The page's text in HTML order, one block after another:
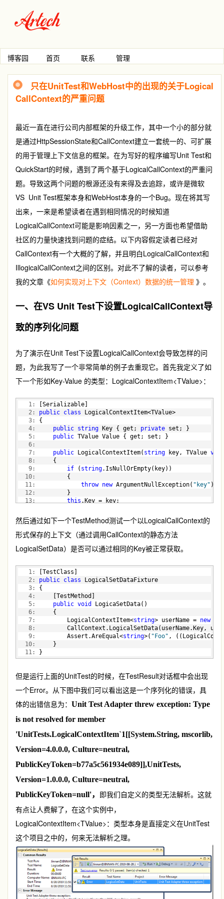
博客园 首页 联系 管理
只在UnitTest和WebHost中的出现的关于Logical
CallContext的严重问题
最近一直在进行公司内部框架的升级工作，其中一个小的部分就
是通过HttpSessionState和CallContext建立一套统一的、可扩展
的用于管理上下文信息的框架。在为写好的程序编写Unit Test和
QuickStart的时候，遇到了两个基于LogicalCallContext的严重问
题。导致这两个问题的根源还没有来得及去追踪，或许是微软
VS Unit Test框架本身和WebHost本身的一个Bug。现在将其写
出来，一来是希望读者在遇到相同情况的时候知道
LogicalCallContext可能是影响因素之一，另一方面也希望借助
社区的力量快速找到问题的症结。以下内容假定读者已经对
CallContext有一个大概的了解，并且明白LogicalCallContext和
IllogicalCallContext之间的区别。对此不了解的读者，可以参考
我的文章《如何实现对上下文（Context）数据的统一管理 》。
一、在VS Unit Test下设置LogicalCallContext导
致的序列化问题
为了演示在Unit Test下设置LogicalCallContext会导致怎样的问
题，为此我写了一个非常简单的例子去重现它。首先我定义了如
下一个形如Key-Value 的类型：LogicalContextItem<TValue>：
   1:
[Serializable]
   2:
public class LogicalContextItem<TValue>
   3:
{
   4:
public string Key { get; private set; }
   5:
public TValue Value { get; set; }
   6:
   7:
public LogicalContextItem( string key, TValue
   8:
     {
   9:
if ( string.IsNullOrEmpty(key))
  10:
         {
  11:
throw new ArgumentNullException( "key" );
  12:
         }
  13:
this .Key = key;
  15:
     }
  16:
}
然后通过如下一个TestMethod测试一个以LogicalCallContext的
形式保存的上下文（通过调用CallContext的静态方法
LogicalSetData）是否可以通过相同的Key被正常获取。
   1:
[TestClass]
   2:
public class LogicalSetDataFixture
   3:
{
   4:
     [TestMethod]
   5:
public void
LogicaSetData()
   6:
     {
   7:
         LogicalContextItem<
string> userName = new
   8:
CallContext.LogicalSetData(userName.Key,
   9:
         Assert.AreEqual<
string>( "Foo" ,
  10:
     }
  11:
}
但是运行上面的UnitTest的时候，在TestResult对话框中会出现
一个Error。从下图中我们可以看出这是一个序列化的错误，具
体的出错信息为： Unit Test Adapter threw exception: Type
is not resolved for member
'UnitTests.LogicalContextItem`1[[System.String, mscorlib,
Version=4.0.0.0, Culture=neutral,
PublicKeyToken=b77a5c561934e089]],UnitTests,
Version=1.0.0.0, Culture=neutral,
PublicKeyToken=null'， 即我们自定义的类型无法解析。这就
有点让人费解了，在这个实例中，
LogicalContextItem<TValue>：类型本身是直接定义在UnitTest
这个项目之中的，何来无法解析之理。